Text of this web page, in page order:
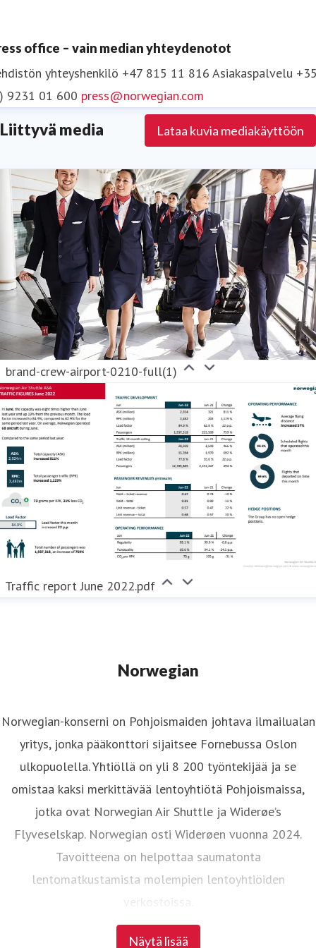
Seuraa Norwegiania:Facebook,Twitter
LinkedInjaYouTube
office – vain median yhteydenotot
yhteyshenkilö +47 815 11 816 Asiakaspalvelu
9231 01 600 press@norwegian.com
Liittyvä media Lataa kuvia mediakäyttöön
brand-crew-airport-0210-full(1)
Traffic report June 2022.pdf
Norwegian
Näytä lisää
Norwegian-konserni on Pohjoismaiden johtava ilmailualan
yritys, jonka pääkonttori sijaitsee Fornebussa Oslon
ulkopuolella. Yhtiöllä on yli 8 200 työntekijää ja se
omistaa kaksi merkittävää lentoyhtiötä Pohjoismaissa,
jotka ovat Norwegian Air Shuttle ja Widerøe’s
Flyveselskap. Norwegian osti Widerøen vuonna 2024.
Tavoitteena on helpottaa saumatonta
lentomatkustamista molempien lentoyhtiöiden
verkostoissa.